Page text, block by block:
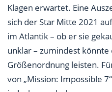
Klagen erwartet. Eine
sich der Star Mitte 2021
im Atlantik – ob er sie
unklar – zumindest könnte
Größenordnung leisten.
von „Mission: Impossible